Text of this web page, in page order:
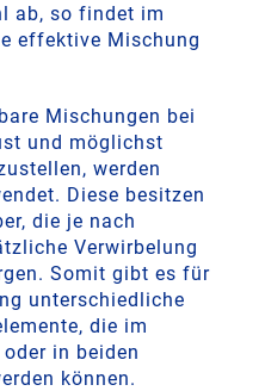
ab, so findet im
effektive Mischung
Mischungen bei
und möglichst
werden
Diese besitzen
die je nach
Verwirbelung
Somit gibt es für
unterschiedliche
die im
in beiden
können.